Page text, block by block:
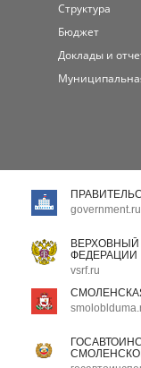
Структура
Бюджет
Доклады и
government.ru
ФЕДЕРАЦИИ
vsrf.ru